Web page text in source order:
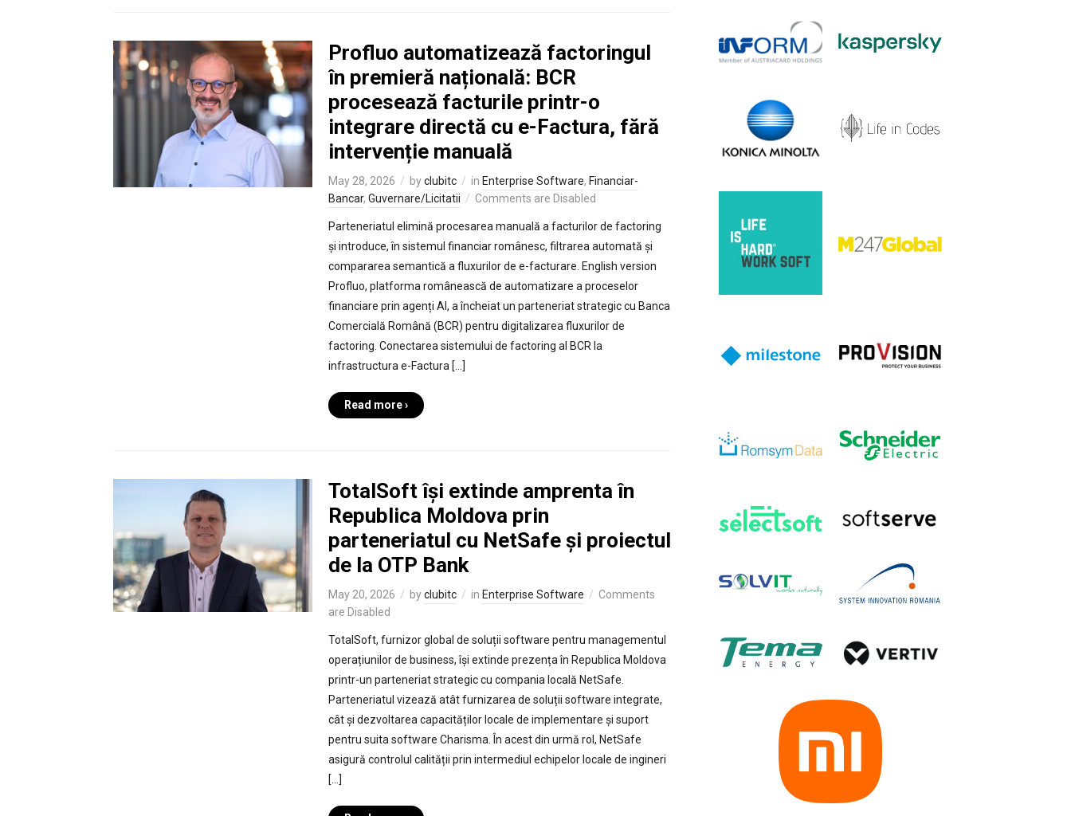
Profluo automatizează factoringul
în premieră națională: BCR
procesează facturile printr-o
integrare directă cu e-Factura, fără
intervenție manuală
May 28, 2026 byclubitc in Enterprise Software, Financiar-
Bancar, Guvernare/Licitatii Comments are Disabled
Parteneriatul elimină procesarea manuală a facturilor de factoring
și introduce, în sistemul financiar românesc, filtrarea automată și
compararea semantică a fluxurilor de e-facturare. English version
Profluo, platforma românească de automatizare a proceselor
financiare prin agenți AI, a încheiat un parteneriat strategic cu Banca
Comercială Română (BCR) pentru digitalizarea fluxurilor de
factoring. Conectarea sistemului de factoring al BCR la
infrastructura e-Factura […]
Read more ›
TotalSoft își extinde amprenta în
Republica Moldova prin
parteneriatul cu NetSafe și proiectul
de la OTP Bank
May 20, 2026 byclubitc in Enterprise Software
Comments
are Disabled
TotalSoft, furnizor global de soluții software pentru managementul
operațiunilor de business, își extinde prezența în Republica Moldova
printr-un parteneriat strategic cu compania locală NetSafe.
Parteneriatul vizează atât furnizarea de soluții software integrate,
cât și dezvoltarea capacităților locale de implementare și suport
pentru suita software Charisma. În acest din urmă rol, NetSafe
asigură controlul calității prin intermediul echipelor locale de ingineri
[…]